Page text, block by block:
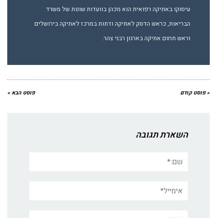
עיסוקו באתיקה רפואית הוא מכהן בוועדות שונות של משרד
הבריאות, כראש הדסק לאתיקה ודתות במרכז לאתיקה בירושלים
וראש תחום אתיקה בארגון רבני צהר.
« פוסט קודם פוסט הבא »
השארת תגובה